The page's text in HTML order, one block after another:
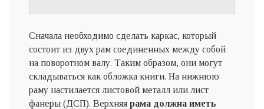
Сначала необходимо сделать каркас, который
состоит из двух рам соединенных между собой
на поворотном валу. Таким образом, они могут
складываться как обложка книги. На нижнюю
раму настилается листовой металл или лист
фанеры (ДСП). Верхняя рама должна иметь